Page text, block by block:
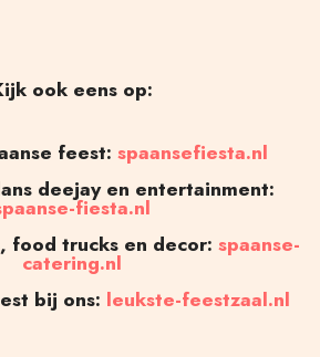
ook eens op:
feest: spaansefiesta.nl
deejay en entertainment:
fiesta.nl
food trucks en decor: spaanse-
catering.nl
bij ons: leukste-feestzaal.nl